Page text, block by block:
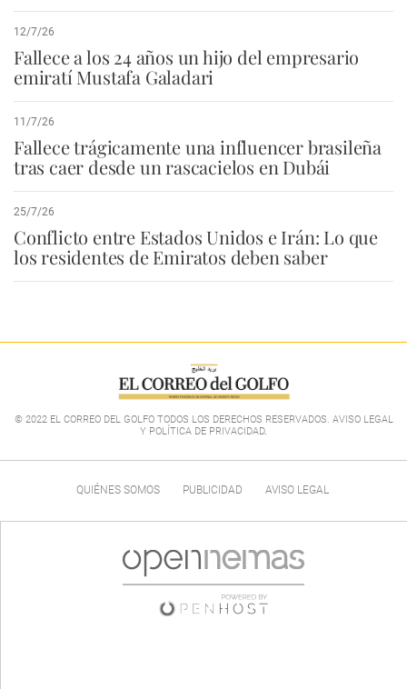
12/7/26
Fallece a los 24 años un hijo del empresario
emiratí Mustafa Galadari
11/7/26
Fallece trágicamente una influencer brasileña
tras caer desde un rascacielos en Dubái
25/7/26
Conflicto entre Estados Unidos e Irán: Lo que
los residentes de Emiratos deben saber
© 2022 EL CORREO DEL GOLFO TODOS LOS DERECHOS RESERVADOS. AVISO LEGAL
Y POLÍTICA DE PRIVACIDAD.
QUIÉNES SOMOS PUBLICIDAD AVISO LEGAL